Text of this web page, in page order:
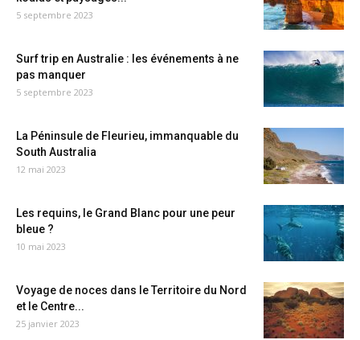
5 septembre 2023
Surf trip en Australie : les événements à ne
pas manquer
5 septembre 2023
La Péninsule de Fleurieu, immanquable du
South Australia
12 mai 2023
Les requins, le Grand Blanc pour une peur
bleue ?
10 mai 2023
Voyage de noces dans le Territoire du Nord
et le Centre...
25 janvier 2023